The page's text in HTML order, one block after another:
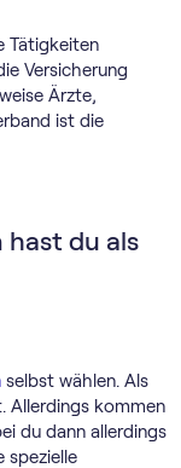
Tätigkeiten
Versicherung
Ärzte,
ist die
hast du als
selbst wählen. Als
Allerdings kommen
du dann allerdings
spezielle